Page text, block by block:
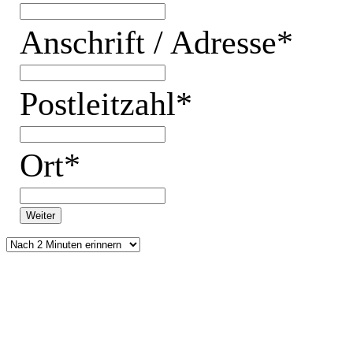
Anschrift / Adresse*
Postleitzahl*
Ort*
Weiter